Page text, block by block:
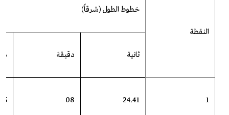
النقطة
خطوط الطول (شرقاً)
ثانية دقيقة
1
24.41
08
45